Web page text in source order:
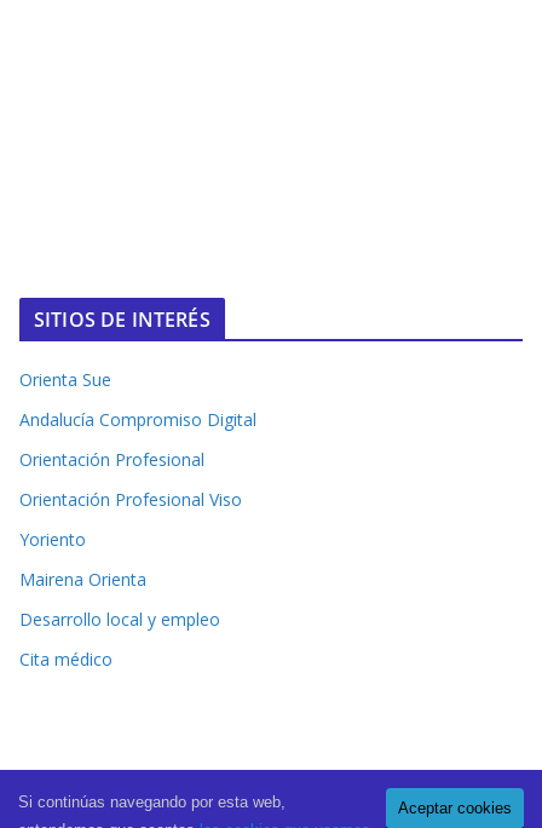
SITIOS DE INTERÉS
Orienta Sue
Andalucía Compromiso Digital
Orientación Profesional
Orientación Profesional Viso
Yoriento
Mairena Orienta
Desarrollo local y empleo
Cita médico
Copyright © 2026 El Periódico de Mairena . All rights reserved.
Aceptar cookies
Si continúas navegando por esta web,